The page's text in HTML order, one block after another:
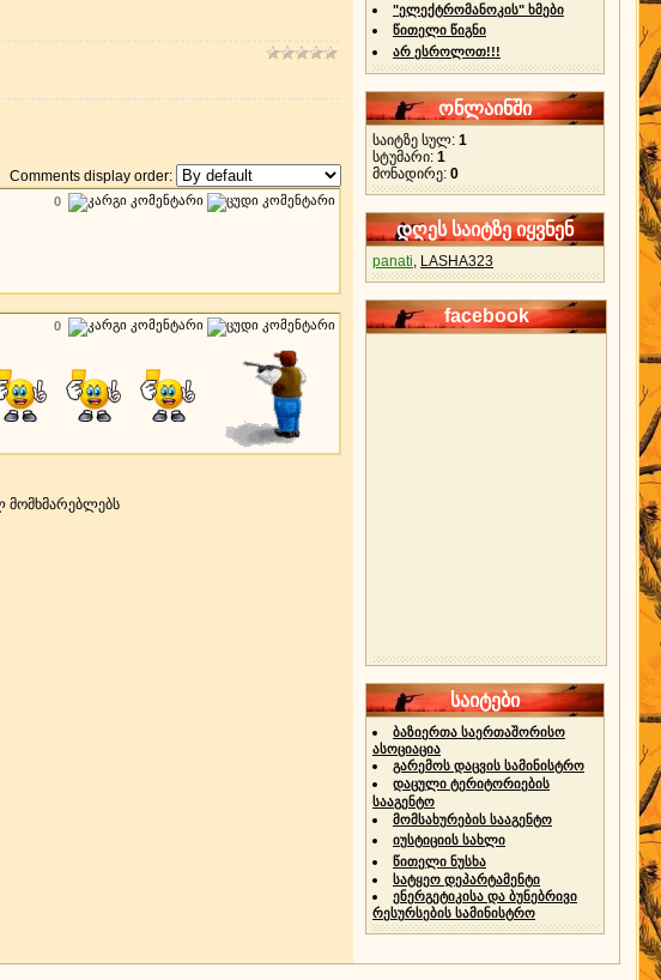
Comments display order:
0
0
მომხმარებლებს
"ელექტრომანოკის" ხმები
წითელი წიგნი
არ ესროლოთ!!!
ონლაინში
საიტზე სულ: 1
სტუმარი: 1
მონადირე: 0
დღეს საიტზე იყვნენ
panati, LASHA323
facebook
საიტები
ბაზიერთა საერთაშორისო
ასოციაცია
გარემოს დაცვის სამინისტრო
დაცული ტერიტორიების
სააგენტო
მომსახურების სააგენტო
იუსტიციის სახლი
წითელი ნუსხა
სატყეო დეპარტამენტი
ენერგეტიკისა და ბუნებრივი
რესურსების სამინისტრო